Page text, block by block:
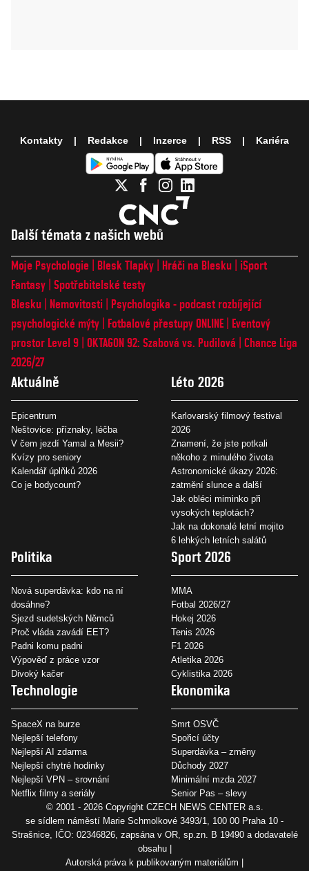
Další témata z našich webů
Moje Psychologie Blesk Tlapky Hráči na Blesku
iSport
Fantasy Spotřebitelské testy
Blesku
Nemovitosti
Psychologika - podcast rozbíjející
psychologické mýty
Fotbalové přestupy ONLINE
Eventový
prostor Level 9 OKTAGON 92: Szabová vs. Pudilová
Chance Liga
2026/27
Aktuálně
Epicentrum
Neštovice: příznaky, léčba
V čem jezdí Yamal a Mesii?
Kvízy pro seniory
Kalendář úplňků 2026
Co je bodycount?
Léto 2026
Karlovarský filmový festival
2026
Znamení, že jste potkali
někoho z minulého života
Astronomické úkazy 2026:
zatmění slunce a další
Jak obléci miminko při
vysokých teplotách?
Jak na dokonalé letní mojito
6 lehkých letních salátů
Politika
Nová superdávka: kdo na ní
dosáhne?
Sjezd sudetských Němců
Proč vláda zavádí EET?
Padni komu padni
Výpověď z práce vzor
Divoký kačer
Sport 2026
MMA
Fotbal 2026/27
Hokej 2026
Tenis 2026
F1 2026
Atletika 2026
Cyklistika 2026
Technologie
SpaceX na burze
Nejlepší telefony
Nejlepší AI zdarma
Nejlepší chytré hodinky
Nejlepší VPN – srovnání
Netflix filmy a seriály
Ekonomika
Smrt OSVČ
Spořicí účty
Superdávka – změny
Důchody 2027
Minimální mzda 2027
Senior Pas – slevy
Kontakty Redakce Inzerce RSS Kariéra
© 2001 - 2026 Copyright CZECH NEWS CENTER a.s.
se sídlem náměstí Marie Schmolkové 3493/1, 100 00 Praha 10 -
Strašnice, IČO: 02346826, zapsána v OR, sp.zn. B 19490 a dodavatelé
obsahu
Autorská práva k publikovaným materiálům